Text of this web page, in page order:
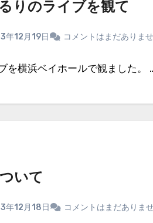
りのライブを観て
年12月19日 コメントはまだありま
を横浜ベイホールで観ました。
いて
年12月18日 コメントはまだありま